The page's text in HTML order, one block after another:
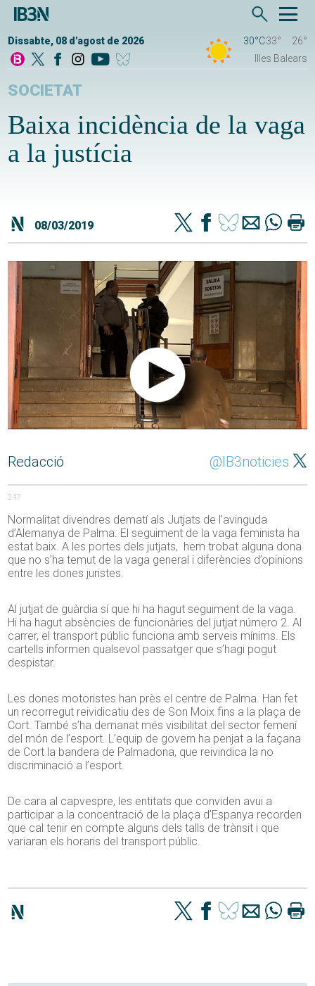
Dissabte, 08 d'agost de 2026 30°C33°
26°
Illes Balears
SOCIETAT
Baixa incidència de la vaga
a la justícia
08/03/2019
Redacció @IB3noticies
247
Normalitat divendres dematí als Jutjats de l’avinguda
d’Alemanya de Palma. El seguiment de la vaga feminista ha
estat baix. A les portes dels jutjats, hem trobat alguna dona
que no s’ha temut de la vaga general i diferències d’opinions
entre les dones juristes.
Al jutjat de guàrdia sí que hi ha hagut seguiment de la vaga.
Hi ha hagut absències de funcionàries del jutjat número 2. Al
carrer, el transport públic funciona amb serveis mínims. Els
cartells informen qualsevol passatger que s’hagi pogut
despistar.
Les dones motoristes han près el centre de Palma. Han fet
un recorregut reividicatiu des de Son Moix fins a la plaça de
Cort. També s’ha demanat més visibilitat del sector femení
del món de l’esport. L’equip de govern ha penjat a la façana
de Cort la bandera de Palmadona, que reivindica la no
discriminació a l’esport.
De cara al capvespre, les entitats que conviden avui a
participar a la concentració de la plaça d’Espanya recorden
que cal tenir en compte alguns dels talls de trànsit i que
variaran els horaris del transport públic.